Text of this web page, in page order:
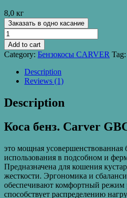
8,0 кг
Заказать в одно касание
Триммер
Carver
GBC-
052M
(Easy-
start;
ранец;
диск
48
Easy-
head;
2,4)
quantity
Add to cart
Category: Бензокосы CARVER Tag:
Description
Reviews (1)
Description
Коса бенз. Carver
это мощная усовершенствованная
использования в подсобном и
Предназначена для кошения
жесткости. Эргономика и
обеспечивают комфортный
способствует распределению